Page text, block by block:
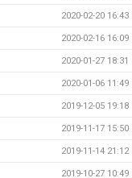
2020-02-20 16:43
2020-02-16 16:09
2020-01-27 18:31
2020-01-06 11:49
2019-12-05 19:18
2019-11-17 15:50
2019-11-14 21:12
2019-10-27 10:49